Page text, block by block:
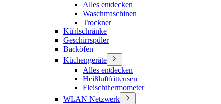
Alles entdecken
Waschmaschinen
Trockner
Kühlschränke
Geschirrspüler
Backöfen
Küchengeräte
Alles entdecken
Heißluftfritteusen
Fleischthermometer
WLAN Netzwerk